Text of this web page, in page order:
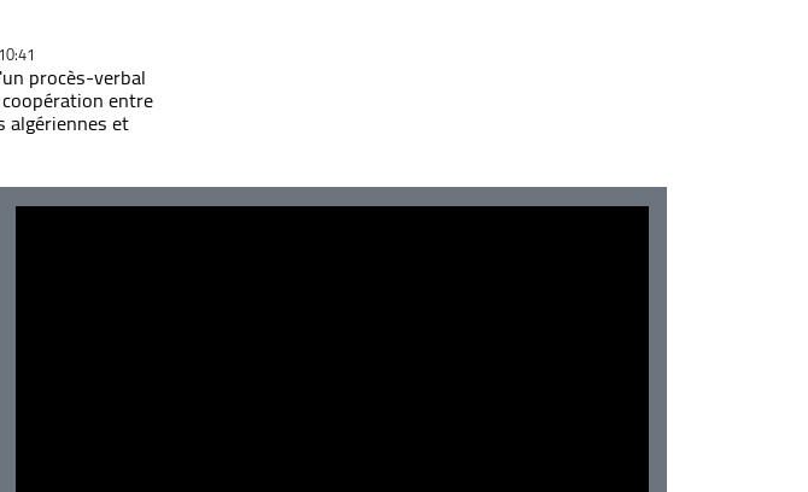
procès-verbal
entre
algériennes et